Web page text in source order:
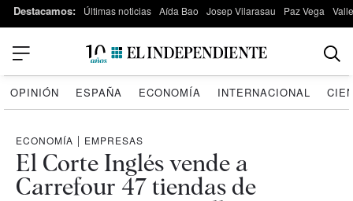
Destacamos: Últimas noticias Aída Bao Josep Vilarasau Paz Vega
OPINIÓN ESPAÑA ECONOMÍA INTERNACIONAL
ECONOMÍA | EMPRESAS
El Corte Inglés vende a
Carrefour 47 tiendas de